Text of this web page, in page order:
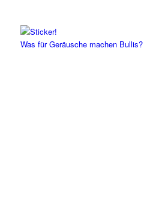
Was für Geräusche machen Bullis?